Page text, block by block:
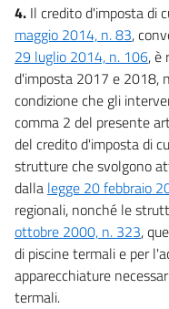
4. Il credito d'imposta di
maggio 2014, n. 83,
29 luglio 2014, n. 106, è
d'imposta 2017 e 2018,
condizione che gli
comma 2 del presente
del credito d'imposta di
strutture che svolgono
dalla legge 20 febbraio
regionali, nonché le
ottobre 2000, n. 323,
di piscine termali e per
apparecchiature
termali.